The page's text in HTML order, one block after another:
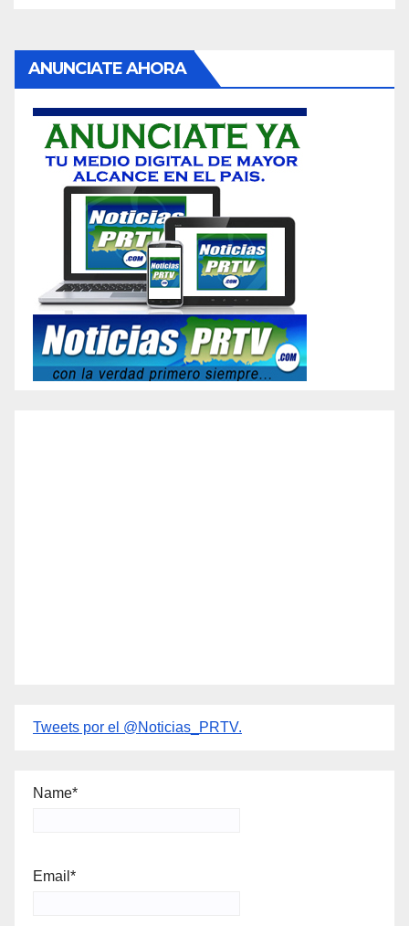
ANUNCIATE AHORA
Tweets por el @Noticias_PRTV.
Name*
Email*